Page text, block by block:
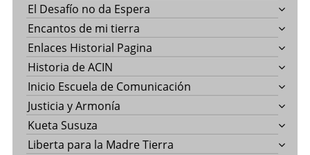
El Desafío no da Espera
Encantos de mi tierra
Enlaces Historial Pagina
Historia de ACIN
Inicio Escuela de Comunicación
Justicia y Armonía
Kueta Susuza
Liberta para la Madre Tierra